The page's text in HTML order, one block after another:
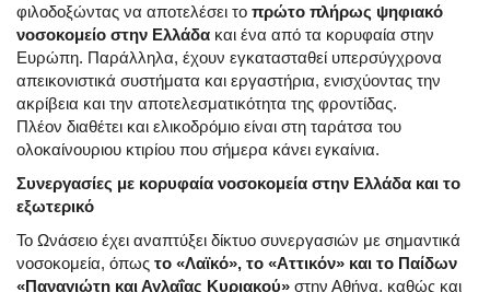
φιλοδοξώντας να αποτελέσει το πρώτο πλήρως ψηφιακό
νοσοκομείο στην Ελλάδα και ένα από τα κορυφαία στην
Ευρώπη. Παράλληλα, έχουν εγκατασταθεί υπερσύγχρονα
απεικονιστικά συστήματα και εργαστήρια, ενισχύοντας την
ακρίβεια και την αποτελεσματικότητα της φροντίδας.
Πλέον διαθέτει και ελικοδρόμιο είναι στη ταράτσα του
ολοκαίνουριου κτιρίου που σήμερα κάνει εγκαίνια.
Συνεργασίες με κορυφαία νοσοκομεία στην Ελλάδα και το
εξωτερικό
Το Ωνάσειο έχει αναπτύξει δίκτυο συνεργασιών με σημαντικά
νοσοκομεία, όπως το «Λαϊκό», το «Αττικόν» και το Παίδων
«Παναγιώτη και Αγλαΐας Κυριακού» στην Αθήνα, καθώς και